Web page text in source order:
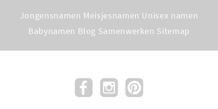
Jongensnamen Meisjesnamen Unisex namen
Babynamen Blog Samenwerken Sitemap